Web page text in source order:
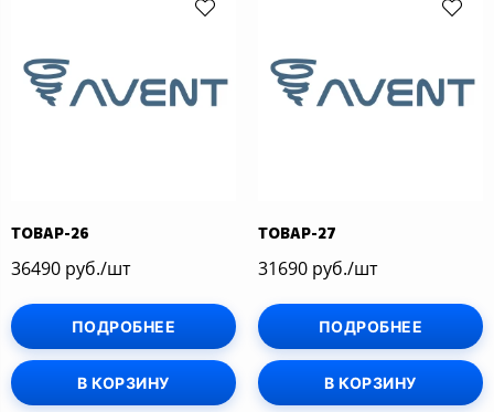
ТОВАР-26
36490 руб./шт
ПОДРОБНЕЕ
В КОРЗИНУ
ТОВАР-27
31690 руб./шт
ПОДРОБНЕЕ
В КОРЗИНУ